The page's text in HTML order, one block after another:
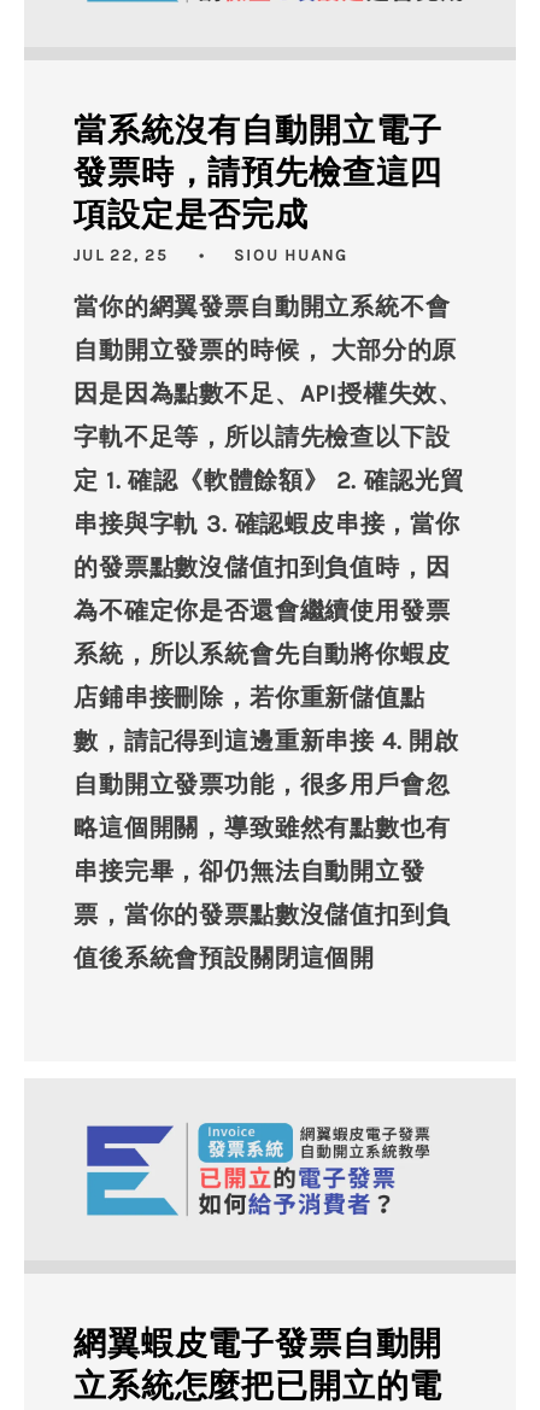
當系統沒有自動開立電子
發票時，請預先檢查這四
項設定是否完成
JUL 22, 25 SIOU HUANG
當你的網翼發票自動開立系統不會
自動開立發票的時候， 大部分的原
因是因為點數不足、API授權失效、
字軌不足等，所以請先檢查以下設
定 1. 確認《軟體餘額》 2. 確認光貿
串接與字軌 3. 確認蝦皮串接，當你
的發票點數沒儲值扣到負值時，因
為不確定你是否還會繼續使用發票
系統，所以系統會先自動將你蝦皮
店鋪串接刪除，若你重新儲值點
數，請記得到這邊重新串接 4. 開啟
自動開立發票功能，很多用戶會忽
略這個開關，導致雖然有點數也有
串接完畢，卻仍無法自動開立發
票，當你的發票點數沒儲值扣到負
值後系統會預設關閉這個開
網翼蝦皮電子發票自動開
立系統怎麼把已開立的電